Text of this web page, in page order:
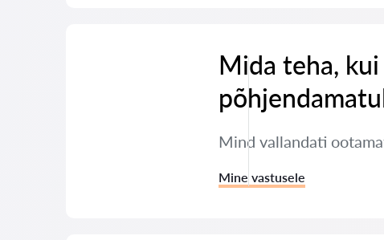
Mida teha,
Mind vallandati
Mine vastusele